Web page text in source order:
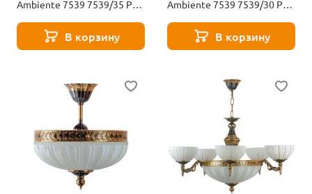
Ambiente 7539 7539/35 PL
В корзину
Ambiente 7539 7539/30 PL
В корзину